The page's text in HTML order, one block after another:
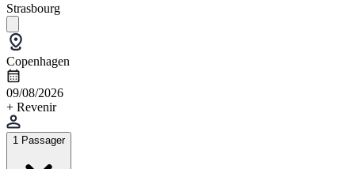
Strasbourg
Copenhagen
09/08/2026
+ Revenir
1 Passager